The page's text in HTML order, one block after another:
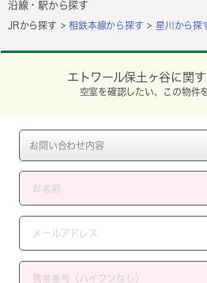
沿線・駅から探す
JRから探す 相鉄本線から探す 星川から探
エトワール保土ヶ谷に関
空室を確認したい、この物件